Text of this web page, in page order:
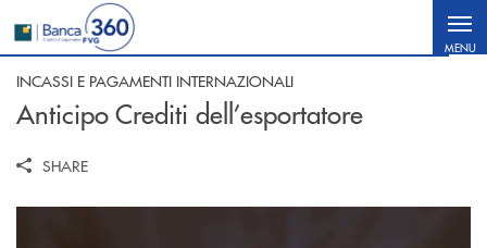
Salta al contenuto principale
MENU
INCASSI E PAGAMENTI INTERNAZIONALI
Anticipo Crediti dell’esportatore
SHARE